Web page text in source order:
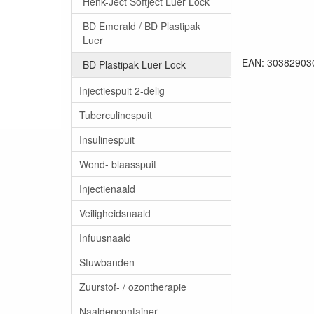
BD Emerald / BD Plastipak
Luer
BD Plastipak Luer Lock
Injectiespuit 2-delig
Tuberculinespuit
Insulinespuit
Wond- blaasspuit
Injectienaald
Veiligheidsnaald
Infuusnaald
Stuwbanden
Zuurstof- / ozontherapie
EAN: